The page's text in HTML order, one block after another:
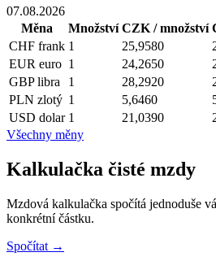
07.08.2026
Měna
Množství CZK / množství
CHF frank 1 25,9580
EUR euro 1 24,2650
GBP libra 1 28,2920
PLN zlotý 1 5,6460
USD dolar 1 21,0390
Všechny měny
Kalkulačka čisté mzdy
Mzdová kalkulačka spočítá jednoduše
konkrétní částku.
Spočítat →